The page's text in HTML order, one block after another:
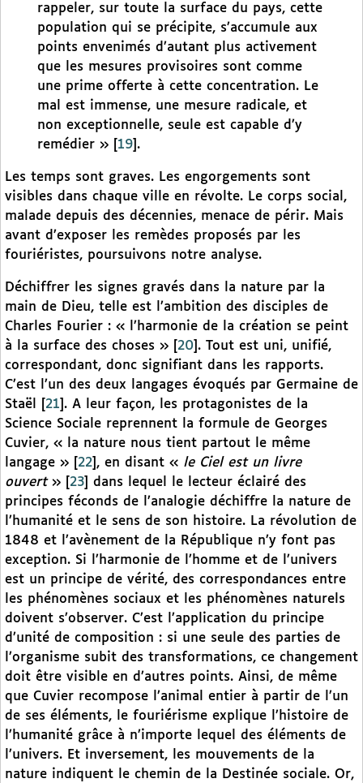
rappeler, sur toute la surface du pays, cette
population qui se précipite, s’accumule aux
points envenimés d’autant plus activement
que les mesures provisoires sont comme
une prime offerte à cette concentration. Le
mal est immense, une mesure radicale, et
non exceptionnelle, seule est capable d’y
remédier »
19 .
Les temps sont graves. Les engorgements sont
visibles dans chaque ville en révolte. Le corps social,
malade depuis des décennies, menace de périr. Mais
avant d’exposer les remèdes proposés par les
fouriéristes, poursuivons notre analyse.
Déchiffrer les signes gravés dans la nature par la
main de Dieu, telle est l’ambition des disciples de
Charles Fourier : « l’harmonie de la création se peint
à la surface des choses »
20 . Tout est uni, unifié,
correspondant, donc signifiant dans les rapports.
C’est l’un des deux langages évoqués par Germaine de
Staël
21 . A leur façon, les protagonistes de la
Science Sociale reprennent la formule de Georges
Cuvier, « la nature nous tient partout le même
langage »
22 , en disant « le Ciel est un livre
ouvert» 23
dans lequel le lecteur éclairé des
principes féconds de l’analogie déchiffre la nature de
l’humanité et le sens de son histoire. La révolution de
1848 et l’avènement de la République n’y font pas
exception. Si l’harmonie de l’homme et de l’univers
est un principe de vérité, des correspondances entre
les phénomènes sociaux et les phénomènes naturels
doivent s’observer. C’est l’application du principe
d’unité de composition : si une seule des parties de
l’organisme subit des transformations, ce changement
doit être visible en d’autres points. Ainsi, de même
que Cuvier recompose l’animal entier à partir de l’un
de ses éléments, le fouriérisme explique l’histoire de
l’humanité grâce à n’importe lequel des éléments de
l’univers. Et inversement, les mouvements de la
nature indiquent le chemin de la Destinée sociale. Or,